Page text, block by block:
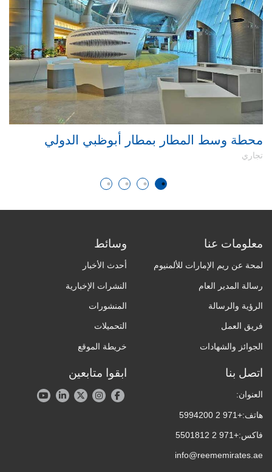
محطة وسط المطار بمطار أبوظبي الدولي
تجاري
معلومات عنا
لمحة عن ريم الإمارات للألمنيوم
رسالة المدير العام
الرؤية والرسالة
فريق العمل
الجوائز والشهادات
وسائط
أحدث الأخبار
النشرات الإخبارية
المنشورات
التحميلات
خريطة الموقع
اتصل بنا
العنوان:
هاتف:+971 2 5994200
فاكس:+971 2 5501812
info@reememirates.ae
ابقوا متابعين